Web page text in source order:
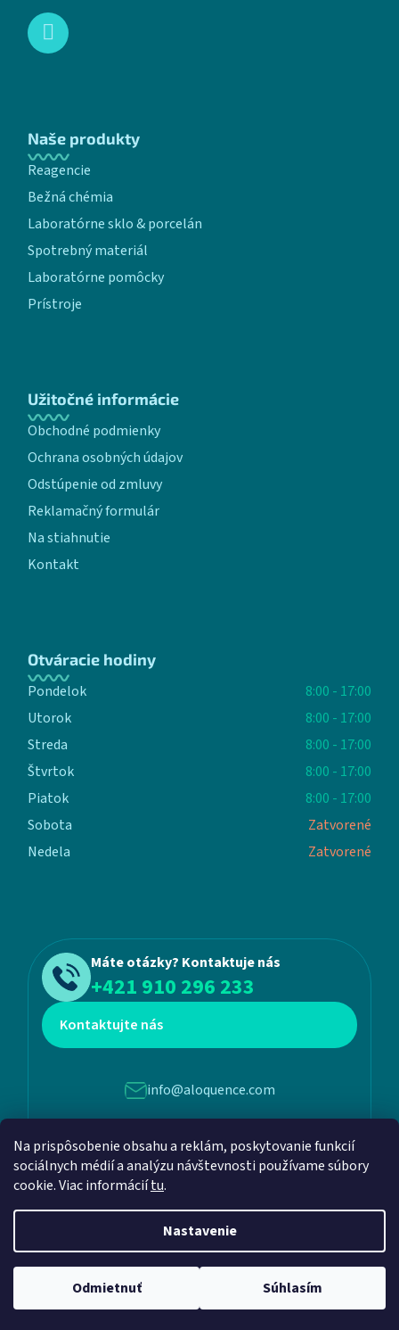
Na prispôsobenie obsahu a reklám, poskytovanie funkcií
sociálnych médií a analýzu návštevnosti používame súbory
cookie. Viac informáciítu.
Nastavenie
Odmietnuť Súhlasím
Naše produkty
Reagencie
Bežná chémia
Laboratórne sklo & porcelán
Spotrebný materiál
Laboratórne pomôcky
Prístroje
Užitočné informácie
Obchodné podmienky
Ochrana osobných údajov
Odstúpenie od zmluvy
Reklamačný formulár
Na stiahnutie
Kontakt
Otváracie hodiny
Pondelok
8:00 - 17:00
Utorok
8:00 - 17:00
Streda
8:00 - 17:00
Štvrtok
8:00 - 17:00
Piatok
8:00 - 17:00
Sobota
Zatvorené
Nedela
Zatvorené
Máte otázky? Kontaktuje nás
+421 910 296 233
Kontaktujte nás
info@aloquence.com
Martina Benku 6, 952 01, Vráble
Vytvoril Shoptet a
Adatelier
Copyright 2026Aloquence
. Všetky práva vyhradené.
Upraviť nastavenie cookies